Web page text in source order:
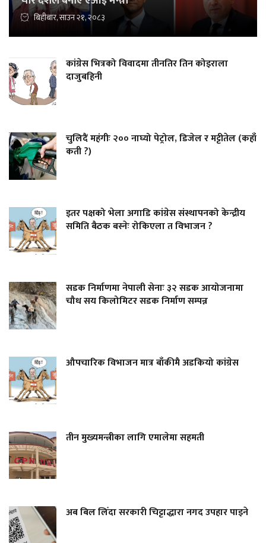
बिहीबार, साउन २१, २०८३
कांग्रेस भित्रको विवादमा तीनतिर तिन कोइराला
दाजुबहिनी
चुलिदैं महंगीः २०० नाघ्यो पेट्रोल, डिजेल र मट्टीतेल (कहाँ
कती ?)
इतर पक्षको भेला अगाडि कांग्रेस संस्थापनको केन्द्रीय
समिति बैठक बस्नेः रोकिएला त विभाजन ?
सडक निर्माणमा नेपाली सेनाः ३२ सडक आयोजनामा
चौध सय किलोमिटर सडक निर्माण सम्पन्न
औपचारिक विभाजन मात्र बाँकीमै अडकियो कांग्रेस
तीन मुख्यमन्त्रीका लागि एमालेमा सहमती
अब बिल लिँदा सरकारी चिट्टाद्धारा नगद उपहार पाइने